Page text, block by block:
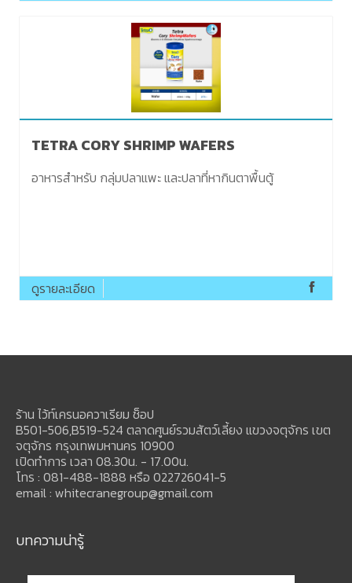
TETRA CORY SHRIMP WAFERS
อาหารสำหรับ กลุ่มปลาแพะ และปลาที่หากินตาพื้นตู้
ดูรายละเอียด
ร้าน ไว้ท์เครนอควาเรียม ช็อป
B501-506,B519-524 ตลาดศูนย์รวมสัตว์เลี้ยง แขวงจตุจักร เขต
จตุจักร กรุงเทพมหานคร 10900
เปิดทำการ เวลา 08.30น. - 17.00น.
โทร : 081-488-1888 หรือ 022726041-5
email : whitecranegroup@gmail.com
บทความน่ารู้